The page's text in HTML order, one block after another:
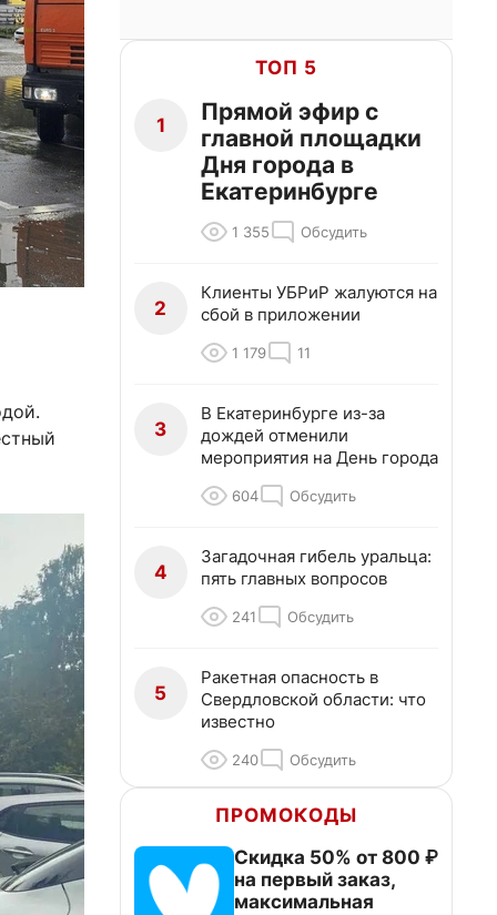
ТОП 5
1
Прямой эфир с
главной площадки
Дня города в
Екатеринбурге
1 355 Обсудить
2
Клиенты УБРиР жалуются на
сбой в приложении
1 179 11
3
В Екатеринбурге из-за
дождей отменили
мероприятия на День города
604 Обсудить
4
Загадочная гибель уральца:
пять главных вопросов
241 Обсудить
5
Ракетная опасность в
Свердловской области: что
известно
240 Обсудить
ПРОМОКОДЫ
Скидка 50% от 800 ₽
на первый заказ,
максимальная